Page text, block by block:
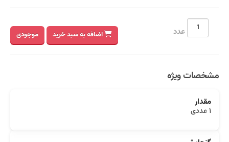
موجودی عدد اضافه به سبد خرید
مشخصات ویژه
مقدار
۱ عددی